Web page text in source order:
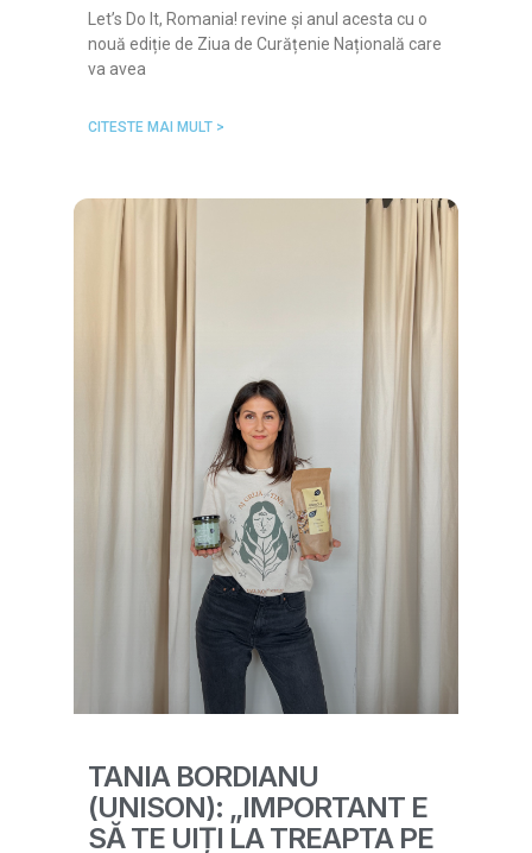
Let’s Do It, Romania! revine și anul acesta cu o
nouă ediție de Ziua de Curățenie Națională care
va avea
CITESTE MAI MULT >
TANIA BORDIANU
(UNISON): „IMPORTANT E
SĂ TE UIȚI LA TREAPTA PE